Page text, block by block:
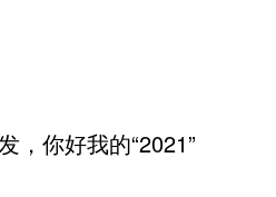
，你好我的“2021”